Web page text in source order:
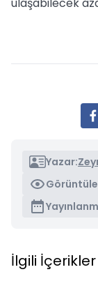
Yazar:
İlgili İçerikler